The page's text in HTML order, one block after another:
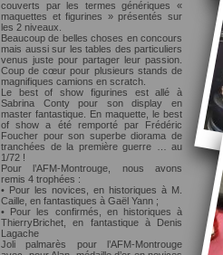
couverts par les termes génériques «
maquettes et figurines » présentés sur
les 2 niveaux.
Beaucoup de belles choses en concours
mais aussi sur les tables des particuliers
venus juste pour partager leur passion.
Coup de cœur pour plusieurs stands de
magnifiques camions en scratch.
Le best of show figurines est allé à
Sabrina Conty pour son display en
master fantastique. En maquette, le best
of show a été remporté par Frédéric
Foucher pour son superbe diorama de
tranchées de la première guerre … au
1/72 !
Pour l’AFM-Montrouge, nous avons
remis 4 trophées :
• Pour les novices, en historiques à M.
Caille, en fantastiques à Gaël Yann ;
• Pour les confirmés, en historiques à
ThierryBrichet, en fantastique à Denis
Lagache
Joli palmarès pour l’AFM-Montrouge